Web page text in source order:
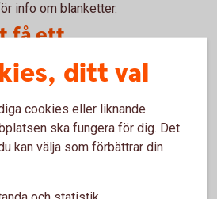
info om blanketter.
få ett
ska all information om
vilken sorts anställning det är,
jobba, vad som ingår i uppgiften,
du har och så vidare. Ett
finns för att det inte ska bli
ditt val
cookies eller liknande
ska fungera för dig. Det
kan välja som förbättrar din